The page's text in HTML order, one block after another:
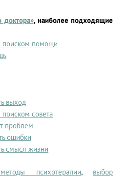
доктора», наиболее подходящие
поиском помощи
выход
поиском совета
проблем
ошибки
смысл жизни
психотерапии, выбор